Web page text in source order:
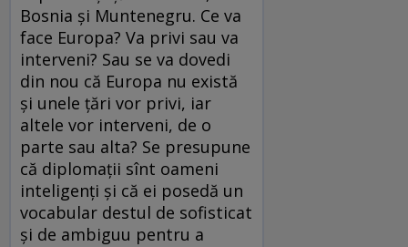
Bosnia şi Muntenegru. Ce va
face Europa? Va privi sau va
interveni? Sau se va dovedi
din nou că Europa nu există
şi unele ţări vor privi, iar
altele vor interveni, de o
parte sau alta? Se presupune
că diplomaţii sînt oameni
inteligenţi şi că ei posedă un
vocabular destul de sofisticat
şi de ambiguu pentru a